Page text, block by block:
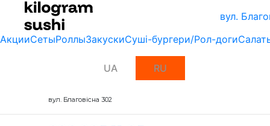
вул.
АкцииСетыРоллыЗакускиСуші-бургери/Рол-доги
UA RU
вул. Благовісна 302